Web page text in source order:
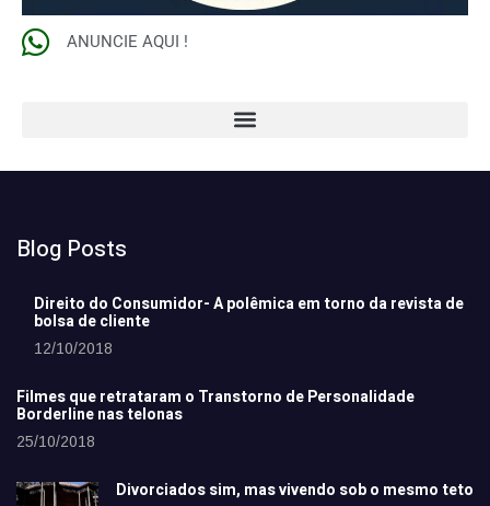
ANUNCIE AQUI !
Blog Posts
Direito do Consumidor- A polêmica em torno da revista de
bolsa de cliente
12/10/2018
Filmes que retrataram o Transtorno de Personalidade
Borderline nas telonas
25/10/2018
Divorciados sim, mas vivendo sob o mesmo teto